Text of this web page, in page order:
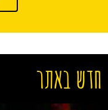
חדש באתר